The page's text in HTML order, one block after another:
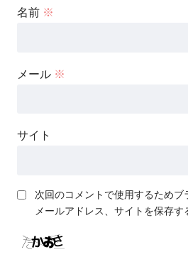
名前 ※
メール ※
サイト
次回のコメントで使用するためブ
メールアドレス、サイトを保存す